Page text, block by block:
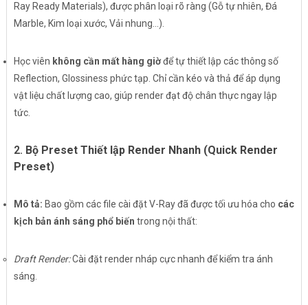
Ray Ready Materials), được phân loại rõ ràng (Gỗ tự nhiên, Đá
Marble, Kim loại xước, Vải nhung...).
Học viên không cần mất hàng giờđể tự thiết lập các thông số
Reflection, Glossiness phức tạp. Chỉ cần kéo và thả để áp dụng
vật liệu chất lượng cao, giúp render đạt độ chân thực ngay lập
tức.
2. Bộ Preset Thiết lập Render Nhanh (Quick Render
Preset)
Mô tả: Bao gồm các file cài đặt V-Ray đã được tối ưu hóa cho các
kịch bản ánh sáng phổ biến trong nội thất:
Draft Render:Cài đặt render nháp cực nhanh để kiểm tra ánh
sáng.